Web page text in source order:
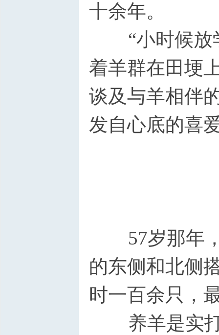
十余年。
“小时候放学
着羊群在田埂
谈及与羊相伴
发自心底的喜
57岁那年，
的东侧和北侧
时一百余只，
养羊是实打